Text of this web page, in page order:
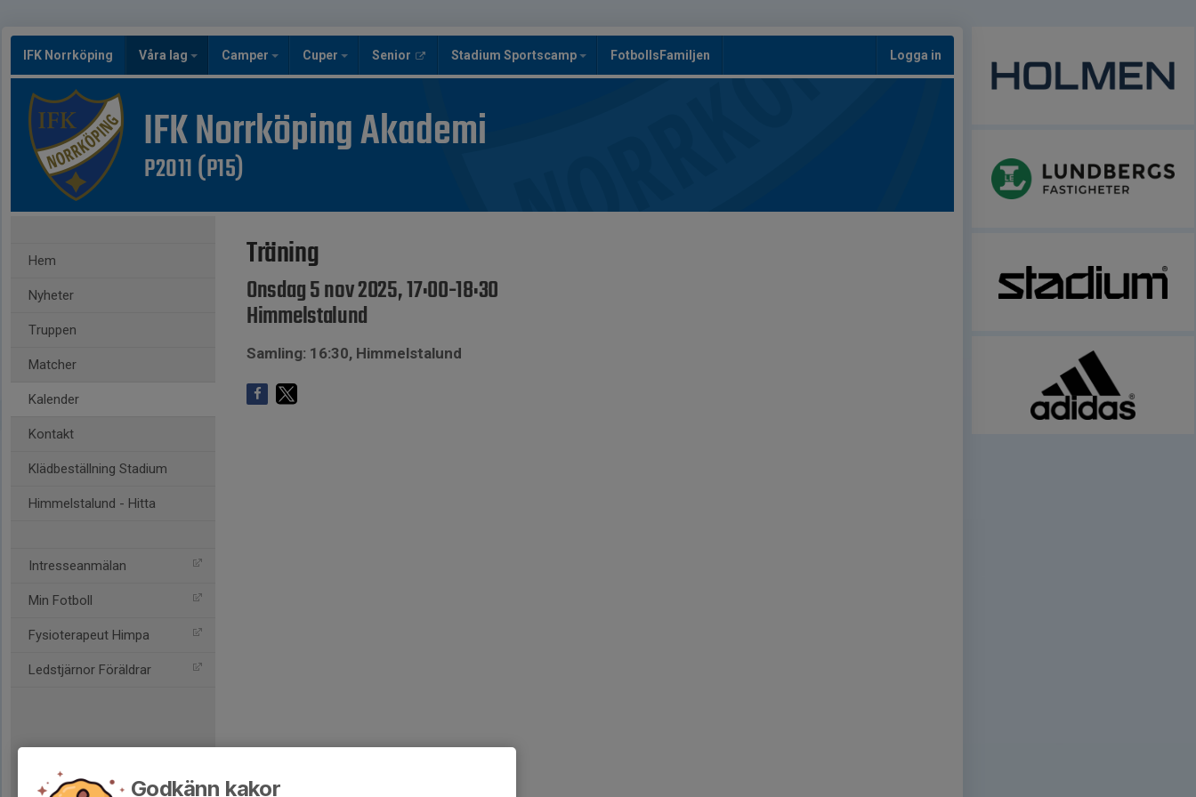
IFK Norrköping Våra lag Camper Cuper Senior Stadium Sportscamp FotbollsFamiljen Logga in
IFK Norrköping Akademi
P2011 (P15)
Hem
Nyheter
Truppen
Matcher
Kalender
Kontakt
Klädbeställning Stadium
Himmelstalund - Hitta
Intresseanmälan
Min Fotboll
Fysioterapeut Himpa
Ledstjärnor Föräldrar
Träning
Onsdag 5 nov 2025, 17:00-18:30
Himmelstalund
Samling: 16:30, Himmelstalund
Godkänn kakor